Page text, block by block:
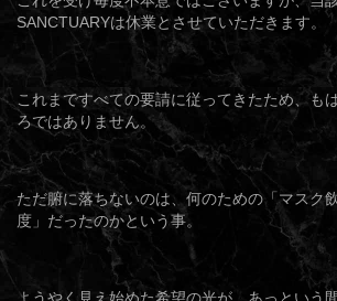
SANCTUARYは休業とさせていただきます。
これまですべての要請に従ってきたため、も
ろではありません。
ただ腑に落ちないのは、何のための「マスク
度」だったのかという事。